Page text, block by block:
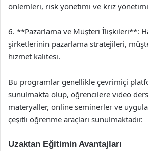
önlemleri, risk yönetimi ve kriz
6. **Pazarlama ve Müşteri İlişkileri**:
şirketlerinin pazarlama stratejileri,
hizmet kalitesi.
Bu programlar genellikle çevrimiçi
sunulmakta olup, öğrencilere video
materyaller, online seminerler ve
çeşitli öğrenme araçları sunulmaktadır.
Uzaktan Eğitimin Avantajları